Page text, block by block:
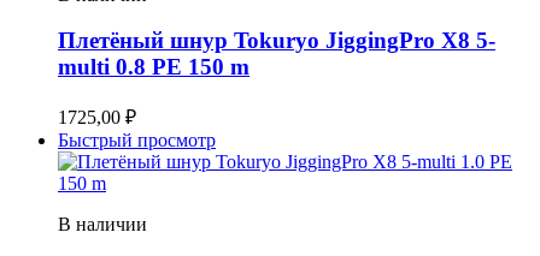
Плетёный шнур Tokuryo JiggingPro X8 5-
multi 0.8 PE 150 m
1725,00 ₽
Быстрый просмотр
В наличии